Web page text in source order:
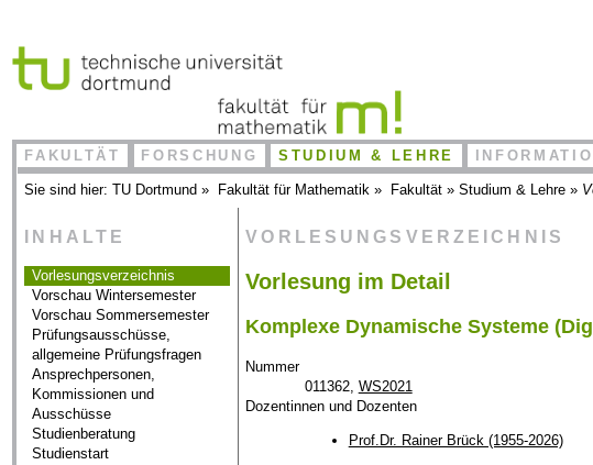
FAKULTÄT FORSCHUNG STUDIUM & LEHRE
Sie sind hier:TU Dortmund » Fakultät für Mathematik » Fakultät »Studium & Lehre »
INHALTE
Vorlesungsverzeichnis
Vorschau Wintersemester
Vorschau Sommersemester
Prüfungsausschüsse,
allgemeine Prüfungsfragen
Ansprechpersonen,
Kommissionen und
Ausschüsse
Studienberatung
Studienstart
VORLESUNGSVERZEICHNIS
Vorlesung im Detail
Komplexe Dynamische Systeme
Nummer
011362, WS2021
Dozentinnen und Dozenten
Prof.Dr. Rainer Brück (1955-2026)